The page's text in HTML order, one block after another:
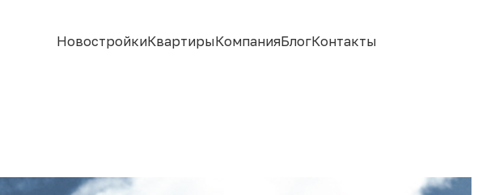
НовостройкиКвартирыКомпанияБлогКонтакты